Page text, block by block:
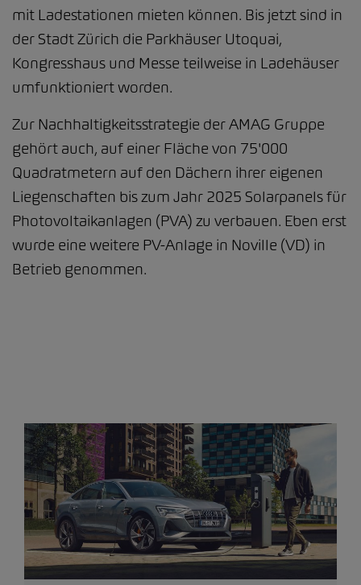
mit Ladestationen mieten können. Bis jetzt sind in
der Stadt Zürich die Parkhäuser Utoquai,
Kongresshaus und Messe teilweise in Ladehäuser
umfunktioniert worden.
Zur Nachhaltigkeitsstrategie der AMAG Gruppe
gehört auch, auf einer Fläche von 75'000
Quadratmetern auf den Dächern ihrer eigenen
Liegenschaften bis zum Jahr 2025 Solarpanels für
Photovoltaikanlagen (PVA) zu verbauen. Eben erst
wurde eine weitere PV-Anlage in Noville (VD) in
Betrieb genommen.